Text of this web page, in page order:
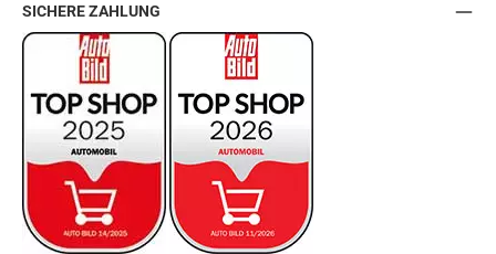
SICHERE ZAHLUNG